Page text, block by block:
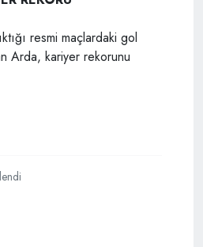
resmi maçlardaki gol
Arda, kariyer rekorunu